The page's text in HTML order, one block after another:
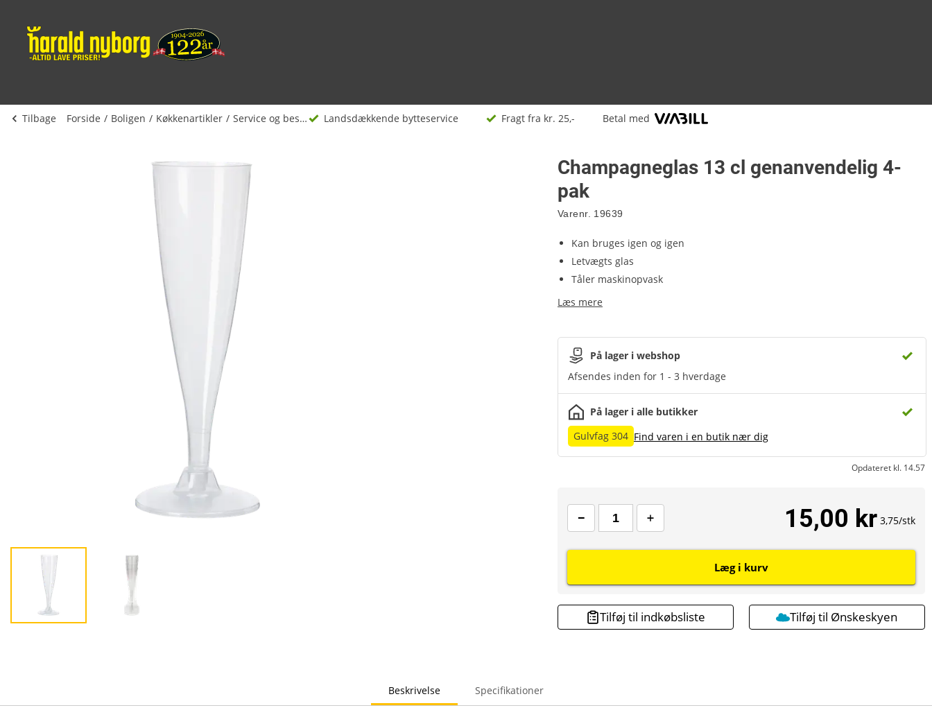
Tilbage Forside Boligen Køkkenartikler Service og bestik Landsdækkende bytteservice Fragt fra kr. 25,- Betal med
Champagneglas 13 cl genanvendelig 4-
pak
Varenr. 19639
Kan bruges igen og igen
Letvægts glas
Tåler maskinopvask
Læs mere
På lager i webshop
Afsendes inden for 1 - 3 hverdage
På lager i alle butikker
Gulvfag 304 Find varen i en butik nær dig
Opdateret kl. 14.57
15,00 kr 3,75/stk
Læg i kurv
Tilføj til indkøbsliste Tilføj til Ønskeskyen
Beskrivelse Specifikationer